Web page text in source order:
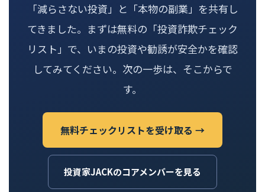
「減らさない投資」と「本物の副業」を共有し
てきました。まずは無料の「投資詐欺チェック
リスト」で、いまの投資や勧誘が安全かを確認
してみてください。次の一歩は、そこからで
す。
無料チェックリストを受け取る →
投資家JACKのコアメンバーを見る